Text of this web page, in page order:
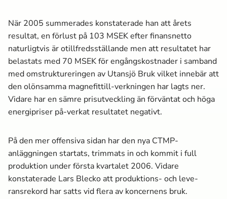
När 2005 summerades konstaterade han att årets
resultat, en förlust på 103 MSEK efter finansnetto
naturligtvis är otillfredsställande men att resultatet har
belastats med 70 MSEK för engångskostnader i samband
med omstruktureringen av Utansjö Bruk vilket innebär att
den olönsamma magnefittill-verkningen har lagts ner.
Vidare har en sämre prisutveckling än förväntat och höga
energipriser på-verkat resultatet negativt.
På den mer offensiva sidan har den nya CTMP-
anläggningen startats, trimmats in och kommit i full
produktion under första kvartalet 2006. Vidare
konstaterade Lars Blecko att produktions- och leve-
ransrekord har satts vid flera av koncernens bruk.